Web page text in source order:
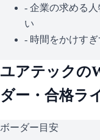
- 企業の求める
い
- 時間をかけす
ユアテックの
ダー・合格ラ
ボーダー目安